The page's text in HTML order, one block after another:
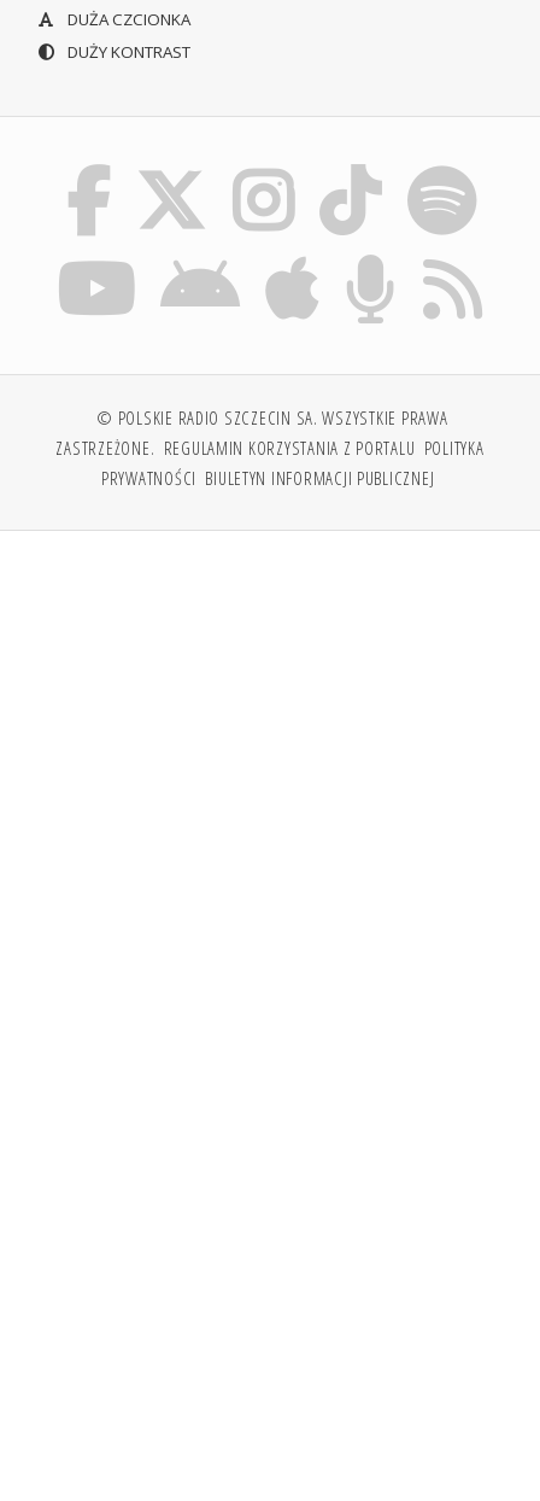
DUŻA CZCIONKA
DUŻY KONTRAST
© POLSKIE RADIO SZCZECIN SA. WSZYSTKIE PRAWA
ZASTRZEŻONE. REGULAMIN KORZYSTANIA Z PORTALU POLITYKA
PRYWATNOŚCI BIULETYN INFORMACJI PUBLICZNEJ